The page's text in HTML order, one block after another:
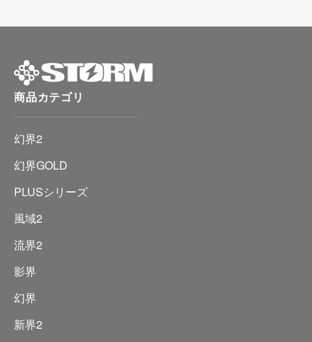
商品カテゴリ
幻界2
幻界GOLD
PLUSシリーズ
風域2
流界2
影界
幻界
新界2